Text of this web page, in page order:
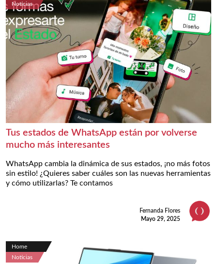
Noticias
Tus estados de WhatsApp están por volverse
mucho más interesantes
WhatsApp cambia la dinámica de sus estados, ¡no más fotos
sin estilo! ¿Quieres saber cuáles son las nuevas herramientas
y cómo utilizarlas? Te contamos
Fernanda Flores
Mayo 29, 2025
Home
Noticias